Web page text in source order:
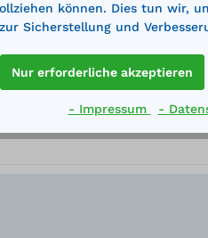
können. Dies tun wir,
Sicherstellung und
Nur erforderliche akzeptieren
- Impressum -